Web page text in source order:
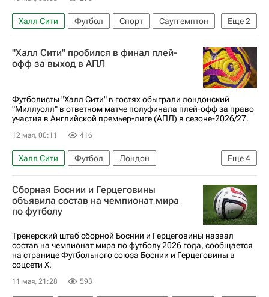
Еще2
Халл Сити Футбол Спорт
Саутгемптон
Мидлсбро
АПЛ 2026-2027 (Чемпионат Англии по футболу)
"Халл Сити" пробился в финал плей-
офф за выход в АПЛ
Футболисты "Халл Сити" в гостях обыграли лондонский
"Миллуолл" в ответном матче полуфинала плей-офф за право
участия в Английской премьер-лиге (АПЛ) в сезоне-2026/27.
12 мая, 00:11 416
Еще4
Халл Сити Футбол
Лондон
Джо Гельхардт
АПЛ 2026-2027 (Чемпионат Англии по футболу)
Миллуолл
Сборная Боснии и Герцеговины
объявила состав на чемпионат мира
по футболу
Тренерский штаб сборной Боснии и Герцеговины назвал
состав на чемпионат мира по футболу 2026 года, сообщается
на странице Футбольного союза Боснии и Герцеговины в
соцсети X.
11 мая, 21:28 593